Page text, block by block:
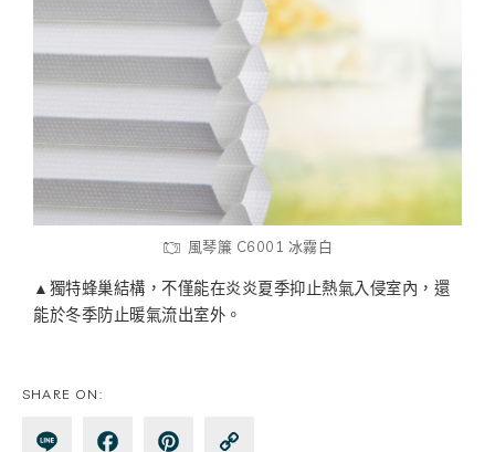
風琴簾 C6001 冰霧白
▲獨特蜂巢結構，不僅能在炎炎夏季抑止熱氣入侵室內，還
能於冬季防止暖氣流出室外。
SHARE ON: